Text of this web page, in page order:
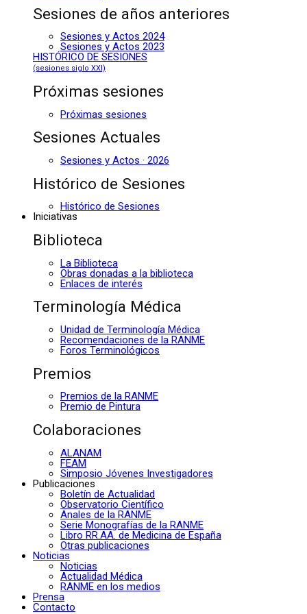
Sesiones de años anteriores
Sesiones y Actos 2024
Sesiones y Actos 2023
HISTÓRICO DE SESIONES
(sesiones siglo XXI)
Próximas sesiones
Próximas sesiones
Sesiones Actuales
Sesiones y Actos · 2026
Histórico de Sesiones
Histórico de Sesiones
Iniciativas
Biblioteca
La Biblioteca
Obras donadas a la biblioteca
Enlaces de interés
Terminología Médica
Unidad de Terminología Médica
Recomendaciones de la RANME
Foros Terminológicos
Premios
Premios de la RANME
Premio de Pintura
Colaboraciones
ALANAM
FEAM
Simposio Jóvenes Investigadores
Publicaciones
Boletín de Actualidad
Observatorio Científico
Anales de la RANME
Serie Monografías de la RANME
Libro RR.AA. de Medicina de España
Otras publicaciones
Noticias
Noticias
Actualidad Médica
RANME en los medios
Prensa
Contacto